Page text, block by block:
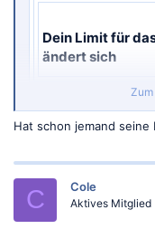
Dein Limit für
ändert sich​
Hallo avalyn,
beeinflussen, wie du
Germany einzahlen
Hat schon jemand
C Cole
Aktives Mitglied